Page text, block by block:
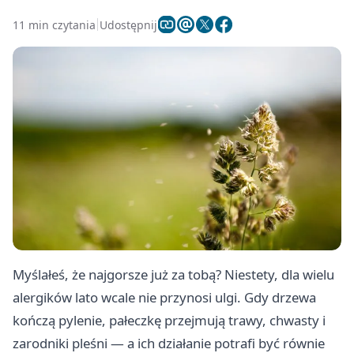
11 min czytania Udostępnij
Myślałeś, że najgorsze już za tobą? Niestety, dla wielu
alergików lato wcale nie przynosi ulgi. Gdy drzewa
kończą pylenie, pałeczkę przejmują trawy, chwasty i
zarodniki pleśni — a ich działanie potrafi być równie